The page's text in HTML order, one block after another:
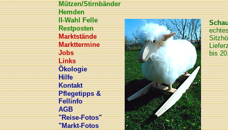
Mützen/Stirnbänder
Hemden
II-Wahl Felle
Restposten
Marktstände
Markttermine
Jobs
Links
Ökologie
Hilfe
Kontakt
Pflegetipps &
Fellinfo
AGB
"Reise-Fotos"
"Markt-Fotos
bis